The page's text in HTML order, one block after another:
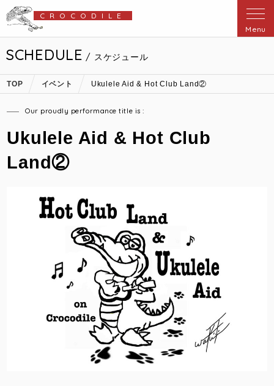
CROCODILE
Menu
SCHEDULE / スケジュール
TOP イベント Ukulele Aid & Hot Club Land②
Our proudly performance title is :
Ukulele Aid & Hot Club
Land②